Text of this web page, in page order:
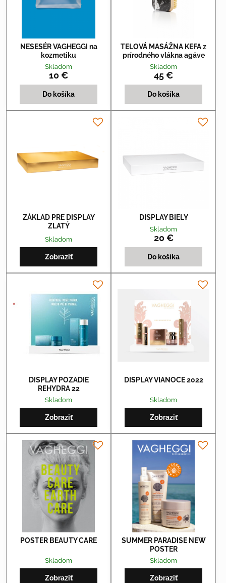
NESESÉR VAGHEGGI na
kozmetiku
Skladom
10 €
Do košíka
TELOVÁ MASÁŽNA KEFA z
prírodného vlákna agáve
Skladom
45 €
Do košíka
ZÁKLAD PRE DISPLAY
ZLATÝ
Skladom
Zobraziť
DISPLAY BIELY
Skladom
20 €
Do košíka
DISPLAY POZADIE
REHYDRA 22
Skladom
Zobraziť
DISPLAY VIANOCE 2022
Skladom
Zobraziť
POSTER BEAUTY CARE
Skladom
Zobraziť
SUMMER PARADISE NEW
POSTER
Skladom
Zobraziť